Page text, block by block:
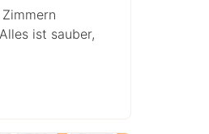
ist sauber,